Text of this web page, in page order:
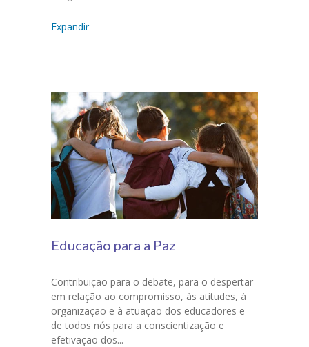
Expandir
Educação para a Paz
Contribuição para o debate, para o despertar
em relação ao compromisso, às atitudes, à
organização e à atuação dos educadores e
de todos nós para a conscientização e
efetivação dos...